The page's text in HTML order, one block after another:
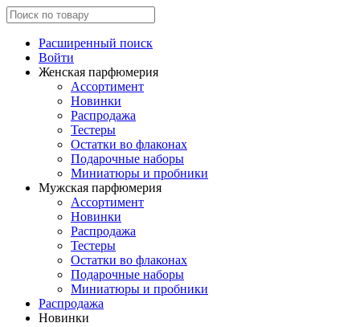
Расширенный поиск
Войти
Женская парфюмерия
Ассортимент
Новинки
Распродажа
Тестеры
Остатки во флаконах
Подарочные наборы
Миниатюры и пробники
Мужская парфюмерия
Ассортимент
Новинки
Распродажа
Тестеры
Остатки во флаконах
Подарочные наборы
Миниатюры и пробники
Распродажа
Новинки